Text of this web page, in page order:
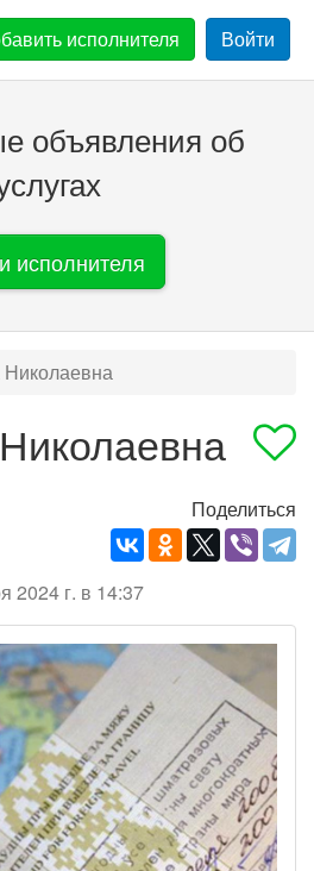
исполнителя Войти
объявления об
исполнителя
Поделиться
2024 г. в 14:37